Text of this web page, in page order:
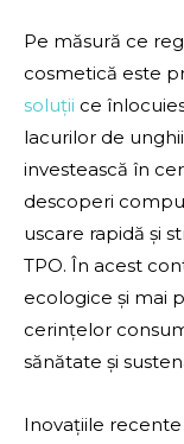
Pe măsură ce
cosmetică este
soluții ce
lacurilor de
investească în
descoperi
uscare rapidă și
TPO. În acest
ecologice și mai
cerințelor
sănătate și
Inovațiile